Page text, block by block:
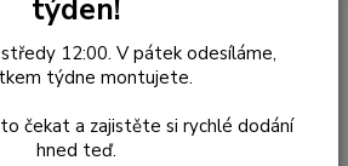
Těsnění
- ALFA ROMEO
týden!
12:00. V pátek odesíláme,
týdne montujete.
čekat a zajistěte si rychlé dodání
hned teď.